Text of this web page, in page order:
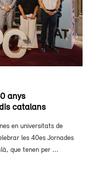
anys
catalans
en universitats de
les 40es Jornades
que tenen per ...